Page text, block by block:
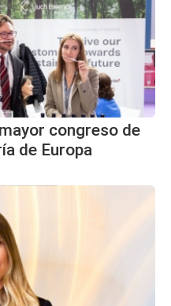
congreso de
de Europa